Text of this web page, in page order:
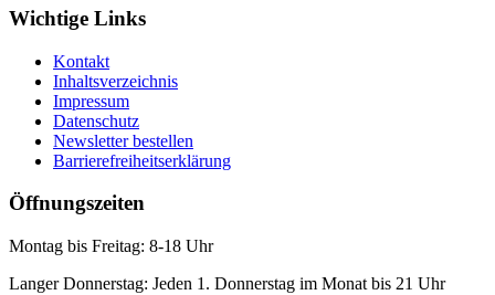
Wichtige Links
Kontakt
Inhaltsverzeichnis
Impressum
Datenschutz
Newsletter bestellen
Barrierefreiheitserklärung
Öffnungszeiten
Montag bis Freitag: 8-18 Uhr
Langer Donnerstag: Jeden 1. Donnerstag im Monat bis 21 Uhr